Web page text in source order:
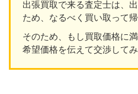
出張買取で来る査定士は、
ため、なるべく買い取って
そのため、もし買取価格に
希望価格を伝えて交渉して